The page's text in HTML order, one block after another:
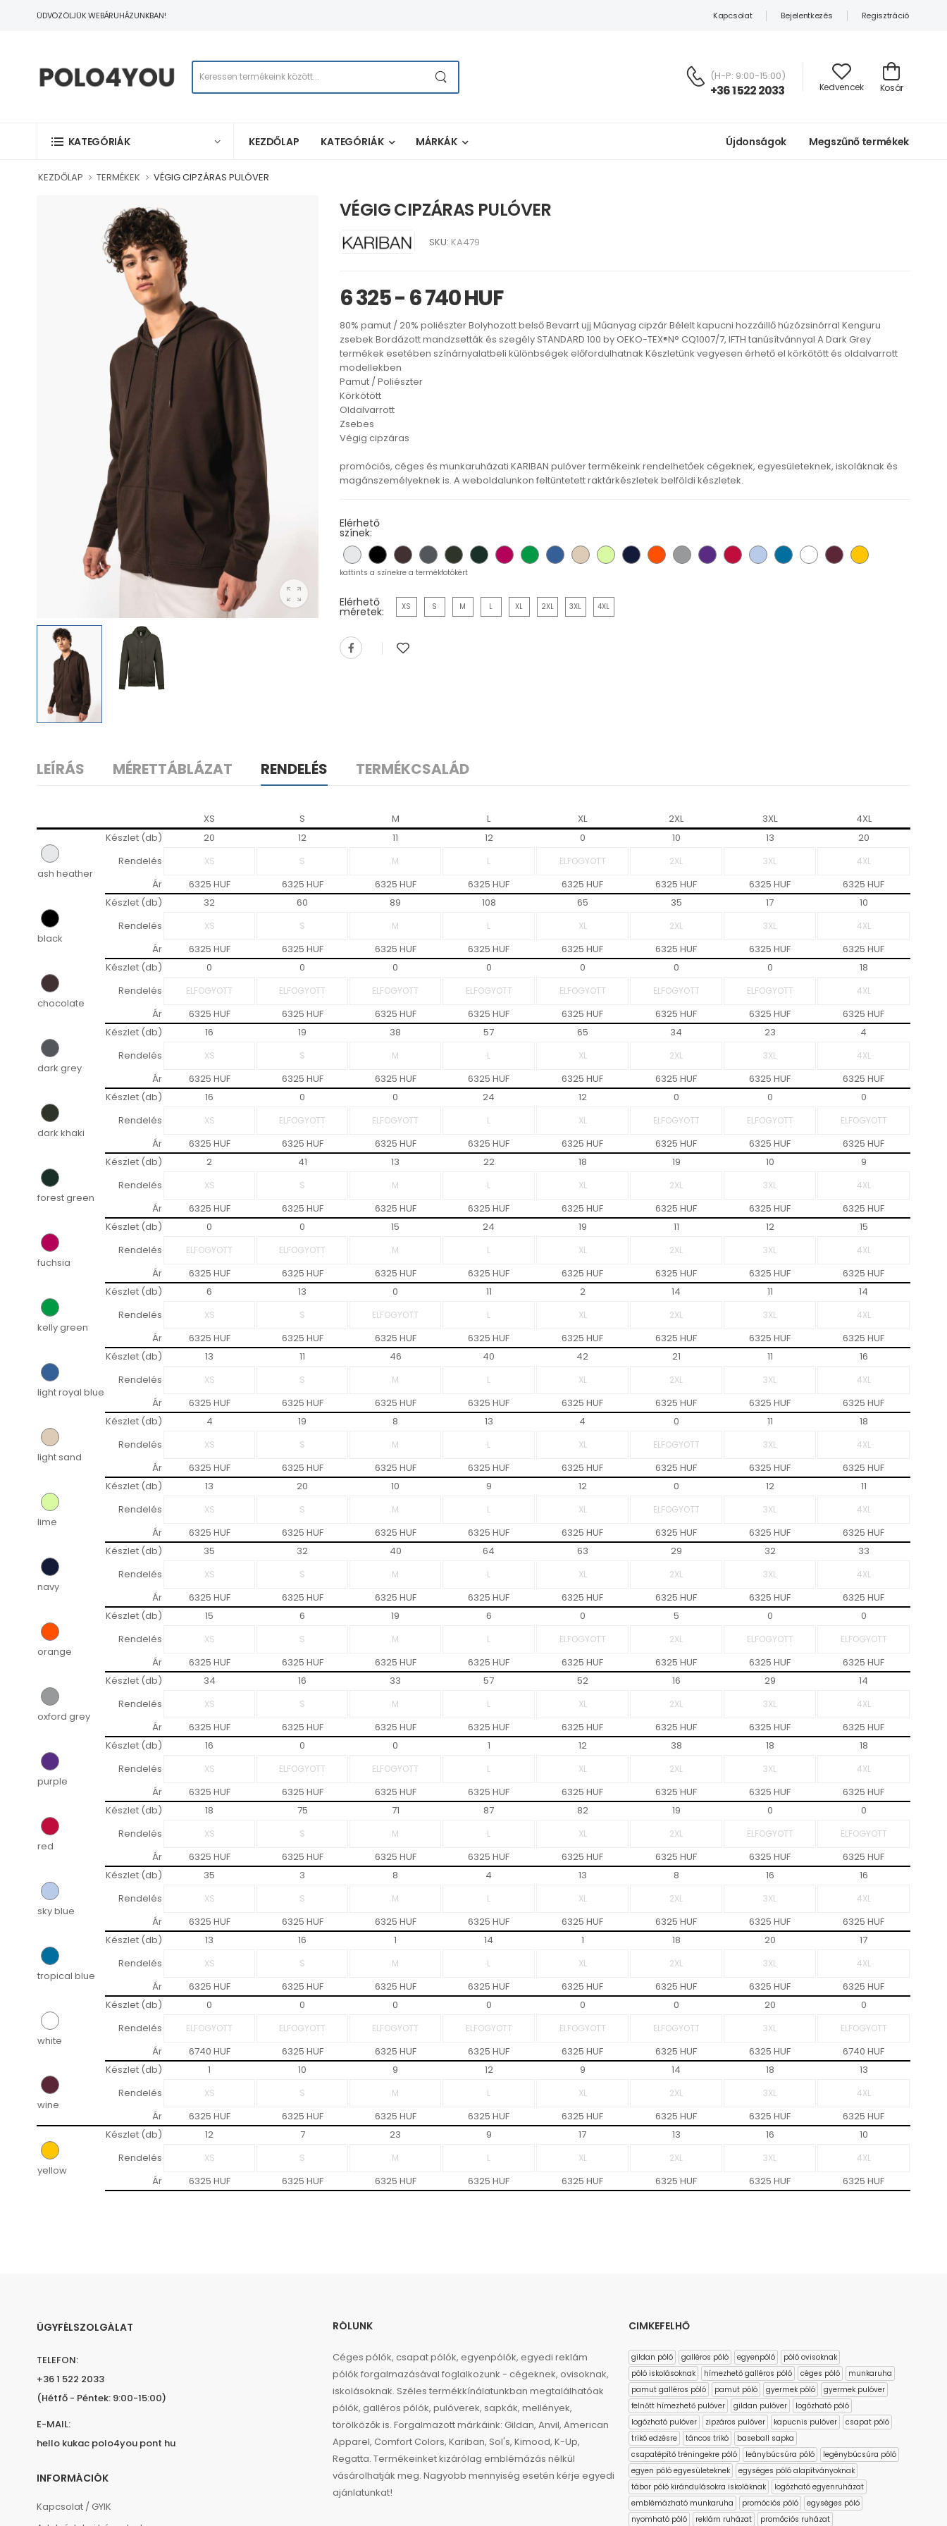
ÜDVÖZÖLJÜK WEBÁRUHÁZUNKBAN! Kapcsolat Bejelentkezés Regisztráció
(H-P: 9:00-15:00)
+36 1 522 2033 Kedvencek Kosár
KATEGÓRIÁK KEZDŐLAP KATEGÓRIÁK MÁRKÁK Újdonságok Megszűnő termékek
KEZDŐLAP TERMÉKEK VÉGIG CIPZÁRAS PULÓVER
VÉGIG CIPZÁRAS PULÓVER
SKU: KA479
6 325 - 6 740 HUF
80% pamut / 20% poliészter Bolyhozott belső Bevarrt ujj Műanyag cipzár Bélelt kapucni hozzáillő húzózsinórral Kenguru
zsebek Bordázott mandzsetták és szegély STANDARD 100 by OEKO-TEX®N° CQ1007/7, IFTH tanúsítvánnyal A Dark Grey
termékek esetében színárnyalatbeli különbségek előfordulhatnak Készletünk vegyesen érhető el körkötött és oldalvarrott
modellekben
Pamut / Poliészter
Körkötött
Oldalvarrott
Zsebes
Végig cipzáras
promóciós, céges és munkaruházati KARIBAN pulóver termékeink rendelhetőek cégeknek, egyesületeknek, iskoláknak és
magánszemélyeknek is. A weboldalunkon feltüntetett raktárkészletek belföldi készletek.
Elérhető
színek:
kattints a színekre a termékfotókért
Elérhető
méretek: XS S M L XL 2XL 3XL 4XL
LEÍRÁS MÉRETTÁBLÁZAT RENDELÉS TERMÉKCSALÁD
XS S M L XL 2XL 3XL 4XL
ash heather
Készlet (db) 20 12 11 12 0 10 13
20
Rendelés
Ár
6325 HUF 6325 HUF 6325 HUF 6325 HUF 6325 HUF 6325 HUF 6325 HUF 6325 HUF
black
Készlet (db) 32 60 89 108 65 35 17
10
Rendelés
Ár
6325 HUF 6325 HUF 6325 HUF 6325 HUF 6325 HUF 6325 HUF 6325 HUF 6325 HUF
chocolate
Készlet (db) 0 0 0 0 0 0 0
18
Rendelés
Ár
6325 HUF 6325 HUF 6325 HUF 6325 HUF 6325 HUF 6325 HUF 6325 HUF 6325 HUF
dark grey
Készlet (db) 16 19 38 57 65 34 23
4
Rendelés
Ár
6325 HUF 6325 HUF 6325 HUF 6325 HUF 6325 HUF 6325 HUF 6325 HUF 6325 HUF
dark khaki
Készlet (db) 16 0 0 24 12 0 0
0
Rendelés
Ár
6325 HUF 6325 HUF 6325 HUF 6325 HUF 6325 HUF 6325 HUF 6325 HUF 6325 HUF
forest green
Készlet (db) 2 41 13 22 18 19 10
9
Rendelés
Ár
6325 HUF 6325 HUF 6325 HUF 6325 HUF 6325 HUF 6325 HUF 6325 HUF 6325 HUF
fuchsia
Készlet (db) 0 0 15 24 19 11 12
15
Rendelés
Ár
6325 HUF 6325 HUF 6325 HUF 6325 HUF 6325 HUF 6325 HUF 6325 HUF 6325 HUF
kelly green
Készlet (db) 6 13 0 11 2 14 11
14
Rendelés
Ár
6325 HUF 6325 HUF 6325 HUF 6325 HUF 6325 HUF 6325 HUF 6325 HUF 6325 HUF
light royal blue
Készlet (db) 13 11 46 40 42 21 11
16
Rendelés
Ár
6325 HUF 6325 HUF 6325 HUF 6325 HUF 6325 HUF 6325 HUF 6325 HUF 6325 HUF
light sand
Készlet (db) 4 19 8 13 4 0 11
18
Rendelés
Ár
6325 HUF 6325 HUF 6325 HUF 6325 HUF 6325 HUF 6325 HUF 6325 HUF 6325 HUF
lime
Készlet (db) 13 20 10 9 12 0 12
11
Rendelés
Ár
6325 HUF 6325 HUF 6325 HUF 6325 HUF 6325 HUF 6325 HUF 6325 HUF 6325 HUF
navy
Készlet (db) 35 32 40 64 63 29 32
33
Rendelés
Ár
6325 HUF 6325 HUF 6325 HUF 6325 HUF 6325 HUF 6325 HUF 6325 HUF 6325 HUF
orange
Készlet (db) 15 6 19 6 0 5 0
0
Rendelés
Ár
6325 HUF 6325 HUF 6325 HUF 6325 HUF 6325 HUF 6325 HUF 6325 HUF 6325 HUF
oxford grey
Készlet (db) 34 16 33 57 52 16 29
14
Rendelés
Ár
6325 HUF 6325 HUF 6325 HUF 6325 HUF 6325 HUF 6325 HUF 6325 HUF 6325 HUF
purple
Készlet (db) 16 0 0 1 12 38 18
18
Rendelés
Ár
6325 HUF 6325 HUF 6325 HUF 6325 HUF 6325 HUF 6325 HUF 6325 HUF 6325 HUF
red
Készlet (db) 18 75 71 87 82 19 0
0
Rendelés
Ár
6325 HUF 6325 HUF 6325 HUF 6325 HUF 6325 HUF 6325 HUF 6325 HUF 6325 HUF
sky blue
Készlet (db) 35 3 8 4 13 8 16
16
Rendelés
Ár
6325 HUF 6325 HUF 6325 HUF 6325 HUF 6325 HUF 6325 HUF 6325 HUF 6325 HUF
tropical blue
Készlet (db) 13 16 1 14 1 18 20
17
Rendelés
Ár
6325 HUF 6325 HUF 6325 HUF 6325 HUF 6325 HUF 6325 HUF 6325 HUF 6325 HUF
white
Készlet (db) 0 0 0 0 0 0 20
0
Rendelés
Ár
6740 HUF 6325 HUF 6325 HUF 6325 HUF 6325 HUF 6325 HUF 6325 HUF 6740 HUF
wine
Készlet (db) 1 10 9 12 9 14 18
13
Rendelés
Ár
6325 HUF 6325 HUF 6325 HUF 6325 HUF 6325 HUF 6325 HUF 6325 HUF 6325 HUF
yellow
Készlet (db) 12 7 23 9 17 13 16
10
Rendelés
Ár
6325 HUF 6325 HUF 6325 HUF 6325 HUF 6325 HUF 6325 HUF 6325 HUF 6325 HUF
ÜGYFÉLSZOLGÁLAT
TELEFON:
+36 1 522 2033
(Hétfő - Péntek: 9:00-15:00)
E-MAIL:
hello kukac polo4you pont hu
INFORMÁCIÓK
Kapcsolat / GYIK
RÓLUNK
Céges pólók, csapat pólók, egyenpólók, egyedi reklám
pólók forgalmazásával foglalkozunk - cégeknek, ovisoknak,
iskolásoknak. Széles termékkínálatunkban megtalálhatóak
pólók, galléros pólók, pulóverek, sapkák, mellények,
törölközők is. Forgalmazott márkáink: Gildan, Anvil, American
Apparel, Comfort Colors, Kariban, Sol's, Kimood, K-Up,
Regatta. Termékeinket kizárólag emblémázás nélkül
vásárolhatják meg. Nagyobb mennyiség esetén kérje egyedi
ajánlatunkat!
CIMKEFELHŐ
gildan póló galléros póló egyenpóló
póló ovisoknak
póló iskolásoknak
hímezhető galléros póló céges póló
munkaruha
pamut galléros póló
pamut póló gyermek póló
gyermek pulóver
felnőtt hímezhető pulóver
gildan pulóver
logózható póló
logózható pulóver
zipzáros pulóver kapucnis pulóver
csapat póló
trikó edzésre
táncos trikó
baseball sapka
csapatépítő tréningekre póló
leánybúcsúra póló
legénybúcsúra póló
egyen póló egyesületeknek
egységes póló alapítványoknak
tábor póló kirándulásokra iskoláknak
logózható egyenruházat
emblémázható munkaruha
promóciós póló
egységes póló
nyomható póló
reklám ruházat promóciós ruházat